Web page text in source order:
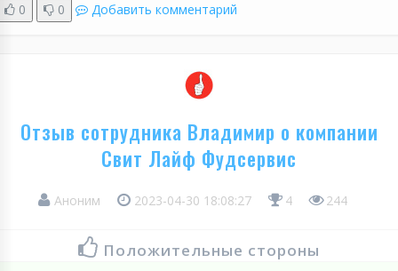
0 0 Добавить комментарий
Отзыв сотрудника Владимир о компании
Свит Лайф Фудсервис
Аноним 2023-04-30 18:08:27 4 244
Положительные стороны